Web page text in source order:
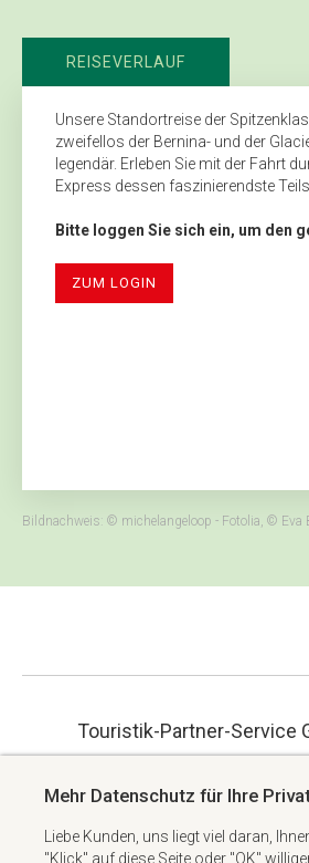
REISEVERLAUF
Unsere Standortreise der
zweifellos der Bernina- und der
legendär. Erleben Sie mit der Fahrt
Express dessen faszinierendste
Bitte loggen Sie sich ein, um den
ZUM LOGIN
Bildnachweis: © michelangeloop - Fotolia, © Eva
Touristik-Partner-Service
+49 6074 6982738
Mehr Datenschutz für Ihre
Liebe Kunden, uns liegt viel daran,
"Klick" auf diese Seite oder "OK"